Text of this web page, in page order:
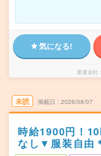
気になる!
派遣会社
未読 掲載日 2026/08/07
時給1900円！
なし▼服装自由